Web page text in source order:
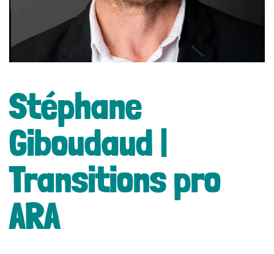
Stéphane
Giboudaud |
Transitions pro
ARA